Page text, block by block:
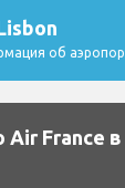
об
France